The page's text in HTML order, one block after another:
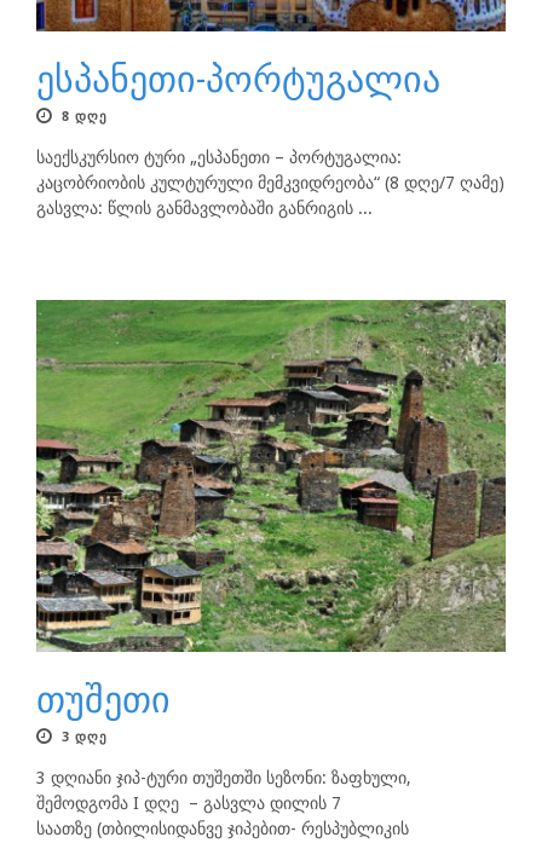
ესპანეთი-პორტუგალია
8 ᲓᲦᲔ
საექსკურსიო ტური „ესპანეთი – პორტუგალია:
კაცობრიობის კულტურული მემკვიდრეობა“ (8 დღე/7 ღამე)
გასვლა: წლის განმავლობაში განრიგის ...
თუშეთი
3 ᲓᲦᲔ
3 დღიანი ჯიპ-ტური თუშეთში სეზონი: ზაფხული,
შემოდგომა I დღე – გასვლა დილის 7
საათზე (თბილისიდანვე ჯიპებით- რესპუბლიკის